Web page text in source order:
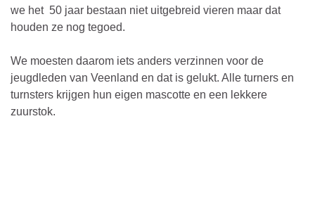
we het 50 jaar bestaan niet uitgebreid vieren maar dat
houden ze nog tegoed.
We moesten daarom iets anders verzinnen voor de
jeugdleden van Veenland en dat is gelukt. Alle turners en
turnsters krijgen hun eigen mascotte en een lekkere
zuurstok.